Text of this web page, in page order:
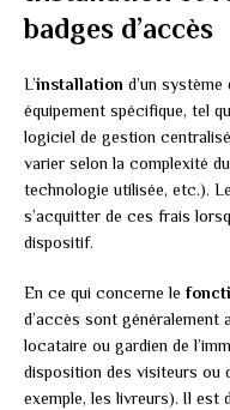
badges d’accès
L’installation d’un
équipement spécifique, tel
logiciel de gestion
varier selon la complexité
technologie utilisée, etc.).
s’acquitter de ces frais
dispositif.
En ce qui concerne le
d’accès sont généralement
locataire ou gardien de
disposition des visiteurs ou
exemple, les livreurs). Il est